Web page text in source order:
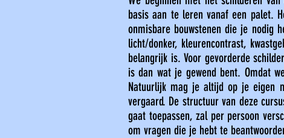
basis aan te leren vanaf een palet.
onmisbare bouwstenen die je nodig
licht/donker, kleurencontrast,
belangrijk is. Voor gevorderde
is dan wat je gewend bent. Omdat
Natuurlijk mag je altijd op je eigen
vergaard. De structuur van deze
gaat toepassen, zal per persoon
om vragen die je hebt te